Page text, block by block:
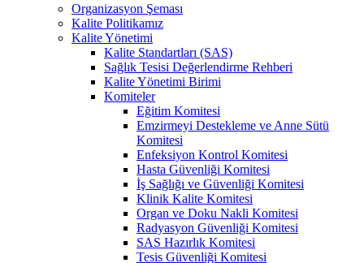
Organizasyon Şeması
Kalite Politikamız
Kalite Yönetimi
Kalite Standartları (SAS)
Sağlık Tesisi Değerlendirme Rehberi
Kalite Yönetimi Birimi
Komiteler
Eğitim Komitesi
Emzirmeyi Destekleme ve Anne Sütü
Komitesi
Enfeksiyon Kontrol Komitesi
Hasta Güvenliği Komitesi
İş Sağlığı ve Güvenliği Komitesi
Klinik Kalite Komitesi
Organ ve Doku Nakli Komitesi
Radyasyon Güvenliği Komitesi
SAS Hazırlık Komitesi
Tesis Güvenliği Komitesi